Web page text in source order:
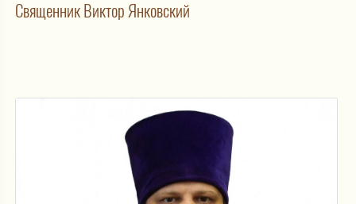
Священник Виктор Янковский